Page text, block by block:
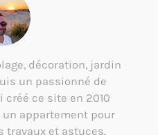
décoration, jardin
un passionné de
créé ce site en 2010
appartement pour
travaux et astuces.